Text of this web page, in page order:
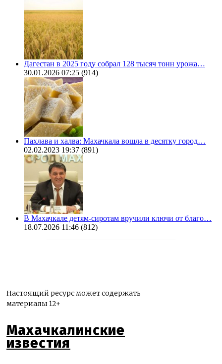
Дагестан в 2025 году собрал 128 тысяч тонн урожа…
30.01.2026 07:25 (914)
Пахлава и халва: Махачкала вошла в десятку город…
02.02.2023 19:37 (891)
В Махачкале детям-сиротам вручили ключи от благо…
18.07.2026 11:46 (812)
Настоящий ресурс может содержать
материалы 12+
Махачкалинские
известия